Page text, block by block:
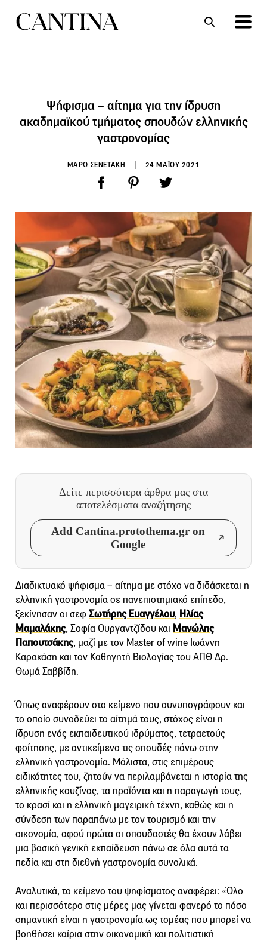
Ψήφισμα – αίτημα για την ίδρυση
ακαδημαϊκού τμήματος σπουδών ελληνικής
γαστρονομίας
ΜΑΡΩ ΣΕΝΕΤΑΚΗ 24 ΜΑΪΟΥ 2021
Δείτε περισσότερα άρθρα μας στα
αποτελέσματα αναζήτησης
Add Cantina.protothema.gr on
Google
Διαδικτυακό ψήφισμα – αίτημα με στόχο να διδάσκεται η
ελληνική γαστρονομία σε πανεπιστημιακό επίπεδο,
ξεκίνησαν οι σεφΣωτήρης Ευαγγέλου, Ηλίας
Μαμαλάκης, Σοφία Ουργαντζίδου και Μανώλης
Παπουτσάκης, μαζί με τον Master of wine Ιωάννη
Καρακάση και τον Καθηγητή Βιολογίας του ΑΠΘ Δρ.
Θωμά Σαββίδη.
Όπως αναφέρουν στο κείμενο που συνυπογράφουν και
το οποίο συνοδεύει το αίτημά τους, στόχος είναι η
ίδρυση ενός εκπαιδευτικού ιδρύματος, τετραετούς
φοίτησης, με αντικείμενο τις σπουδές πάνω στην
ελληνική γαστρονομία. Μάλιστα, στις επιμέρους
ειδικότητες του, ζητούν να περιλαμβάνεται η ιστορία της
ελληνικής κουζίνας, τα προϊόντα και η παραγωγή τους,
το κρασί και η ελληνική μαγειρική τέχνη, καθώς και η
σύνδεση των παραπάνω με τον τουρισμό και την
οικονομία, αφού πρώτα οι σπουδαστές θα έχουν λάβει
μια βασική γενική εκπαίδευση πάνω σε όλα αυτά τα
πεδία και στη διεθνή γαστρονομία συνολικά.
Αναλυτικά, το κείμενο του ψηφίσματος αναφέρει: «Όλο
και περισσότερο στις μέρες μας γίνεται φανερό το πόσο
σημαντική είναι η γαστρονομία ως τομέας που μπορεί να
βοηθήσει καίρια στην οικονομική και πολιτιστική